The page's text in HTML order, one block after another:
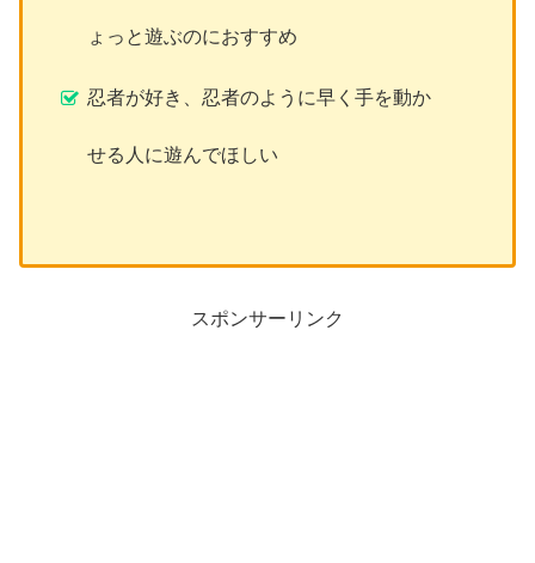
ょっと遊ぶのにおすすめ
忍者が好き、忍者のように早く手を動か
せる人に遊んでほしい
スポンサーリンク